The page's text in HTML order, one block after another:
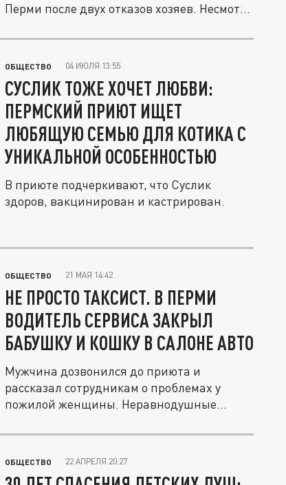
Перми после двух отказов хозяев. Несмотря
ОБЩЕСТВО 04 ИЮЛЯ 13:55
СУСЛИК ТОЖЕ ХОЧЕТ ЛЮБВИ:
ПЕРМСКИЙ ПРИЮТ ИЩЕТ
ЛЮБЯЩУЮ СЕМЬЮ ДЛЯ КОТИКА С
УНИКАЛЬНОЙ ОСОБЕННОСТЬЮ
В приюте подчеркивают, что Суслик
здоров, вакцинирован и кастрирован.
ОБЩЕСТВО 21 МАЯ 14:42
НЕ ПРОСТО ТАКСИСТ. В ПЕРМИ
ВОДИТЕЛЬ СЕРВИСА ЗАКРЫЛ
БАБУШКУ И КОШКУ В САЛОНЕ АВТО
Мужчина дозвонился до приюта и
рассказал сотрудникам о проблемах у
пожилой женщины. Неравнодушные
ОБЩЕСТВО 22 АПРЕЛЯ 20:27